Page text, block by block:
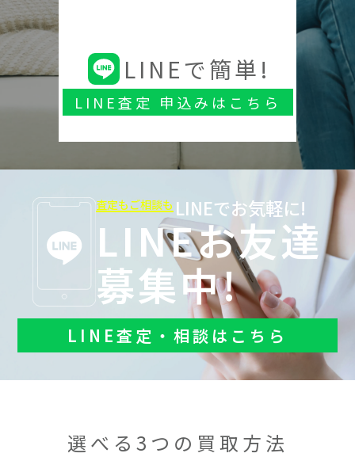
LINEで簡単!
LINE査定 申込みはこちら
査定もご相談も LINEでお気軽に!
LINEお友達
募集中!
LINE査定・相談はこちら
選べる3つの買取方法